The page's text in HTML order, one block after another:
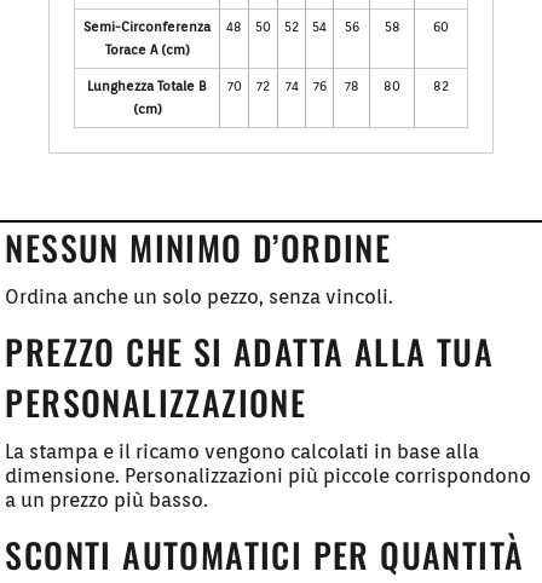
Semi-Circonferenza
Torace A (cm)
48 50 52 54 56 58 60
Lunghezza Totale B
(cm)
70 72 74 76 78 80 82
NESSUN MINIMO D’ORDINE
Ordina anche un solo pezzo, senza vincoli.
PREZZO CHE SI ADATTA ALLA TUA
PERSONALIZZAZIONE
La stampa e il ricamo vengono calcolati in base alla
dimensione. Personalizzazioni più piccole corrispondono
a un prezzo più basso.
SCONTI AUTOMATICI PER QUANTITÀ